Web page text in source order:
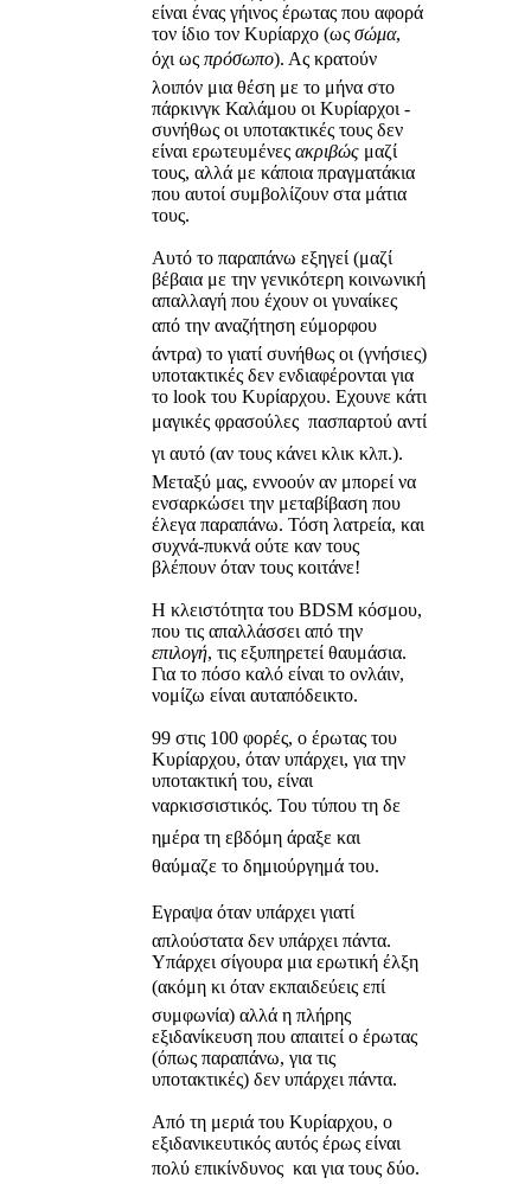
είναι ένας γήινος έρωτας που αφορά
τον ίδιο τον Κυρίαρχο (ως σώμα,
όχι ως πρόσωπο). Ας κρατούν
λοιπόν μια θέση με το μήνα στο
πάρκινγκ Καλάμου οι Κυρίαρχοι -
συνήθως οι υποτακτικές τους δεν
είναι ερωτευμένες ακριβώς μαζί
τους, αλλά με κάποια πραγματάκια
που αυτοί συμβολίζουν στα μάτια
τους.
Αυτό το παραπάνω εξηγεί (μαζί
βέβαια με την γενικότερη κοινωνική
απαλλαγή που έχουν οι γυναίκες
από την αναζήτηση εύμορφου
άντρα) το γιατί συνήθως οι (γνήσιες)
υποτακτικές δεν ενδιαφέρονται για
το look του Κυρίαρχου. Εχουνε κάτι
μαγικές φρασούλες  πασπαρτού αντί
γι αυτό (αν τους κάνει κλικ κλπ.).
Μεταξύ μας, εννοούν αν μπορεί να
ενσαρκώσει την μεταβίβαση που
έλεγα παραπάνω. Τόση λατρεία, και
συχνά-πυκνά ούτε καν τους
βλέπουν όταν τους κοιτάνε!
Η κλειστότητα του BDSM κόσμου,
που τις απαλλάσσει από την
επιλογή, τις εξυπηρετεί θαυμάσια.
Για το πόσο καλό είναι το ονλάιν,
νομίζω είναι αυταπόδεικτο.
99 στις 100 φορές, ο έρωτας του
Κυρίαρχου, όταν υπάρχει, για την
υποτακτική του, είναι
ναρκισσιστικός. Του τύπου τη δε
ημέρα τη εβδόμη άραξε και
θαύμαζε το δημιούργημά του.
Εγραψα όταν υπάρχει γιατί
απλούστατα δεν υπάρχει πάντα.
Υπάρχει σίγουρα μια ερωτική έλξη
(ακόμη κι όταν εκπαιδεύεις επί
συμφωνία) αλλά η πλήρης
εξιδανίκευση που απαιτεί ο έρωτας
(όπως παραπάνω, για τις
υποτακτικές) δεν υπάρχει πάντα.
Από τη μεριά του Κυρίαρχου, ο
εξιδανικευτικός αυτός έρως είναι
πολύ επικίνδυνος  και για τους δύο.